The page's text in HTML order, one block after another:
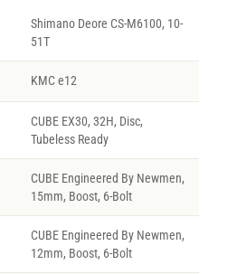
Shimano Deore CS-M6100, 10-
51T
KMC e12
CUBE EX30, 32H, Disc,
Tubeless Ready
CUBE Engineered By Newmen,
15mm, Boost, 6-Bolt
CUBE Engineered By Newmen,
12mm, Boost, 6-Bolt